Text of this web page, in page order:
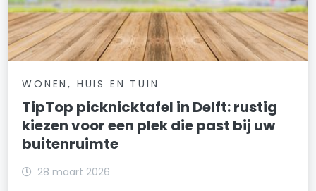
WONEN, HUIS EN TUIN
TipTop picknicktafel in Delft: rustig
kiezen voor een plek die past bij uw
buitenruimte
28 maart 2026